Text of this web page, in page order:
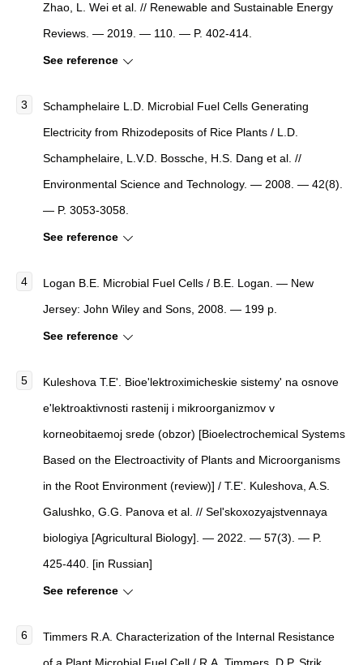
Zhao, L. Wei et al. // Renewable and Sustainable Energy
Reviews . — 2019. — 110. — P. 402-414.
See reference
Schamphelaire L.D. Microbial Fuel Cells Generating
Electricity from Rhizodeposits of Rice Plants / L.D.
Schamphelaire, L.V.D. Bossche, H.S. Dang et al. //
Environmental Science and Technology. — 2008. — 42(8).
— P. 3053-3058.
See reference
Logan B.E. Microbial Fuel Cells / B.E. Logan. — New
Jersey: John Wiley and Sons, 2008. — 199 p.
See reference
Kuleshova T.E'. Bioe'lektroximicheskie sistemy' na osnove
e'lektroaktivnosti rastenij i mikroorganizmov v
korneobitaemoj srede (obzor) [Bioelectrochemical Systems
Based on the Electroactivity of Plants and Microorganisms
in the Root Environment (review)] / T.E'. Kuleshova, A.S.
Galushko, G.G. Panova et al. // Sel'skoxozyajstvennaya
biologiya [Agricultural Biology] . — 2022. — 57(3). — P.
425-440. [in Russian]
See reference
Timmers R.A. Characterization of the Internal Resistance